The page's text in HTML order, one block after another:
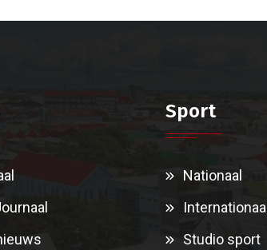
Sport
Nationaal
Internationaal
Studio sport